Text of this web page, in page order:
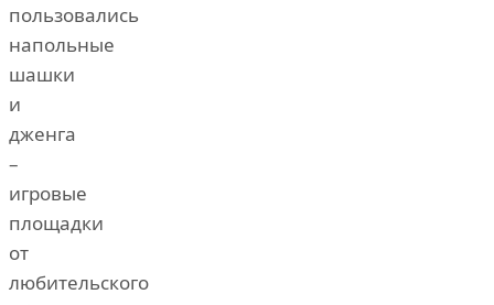
пользовались
напольные
шашки
и
дженга
–
игровые
площадки
от
любительского